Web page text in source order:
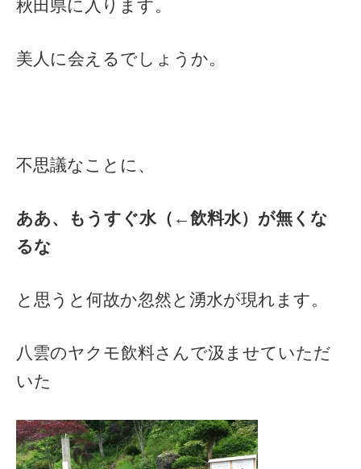
秋田県に入ります。
美人に会えるでしょうか。
不思議なことに、
ああ、もうすぐ水（←飲料水）が無くな
るな
と思うと何故か忽然と湧水が現れます。
八雲のヤクモ飲料さんで汲ませていただ
いた